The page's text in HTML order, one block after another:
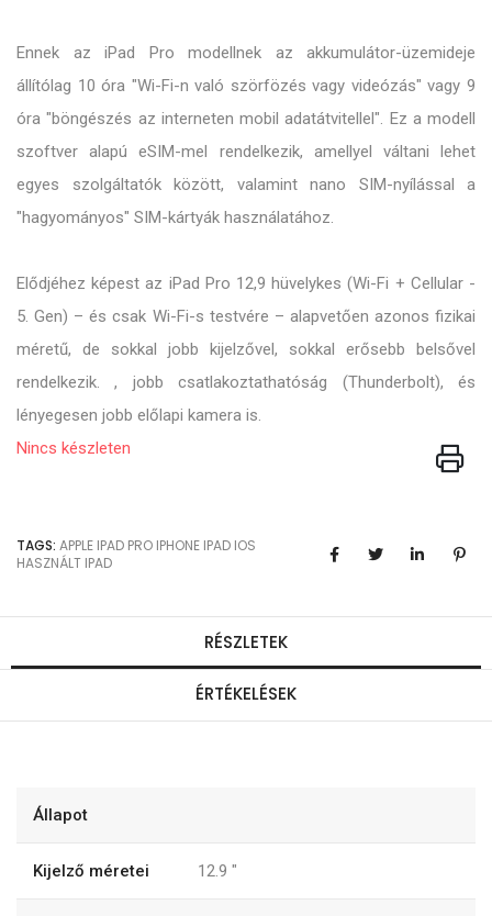
Ennek az iPad Pro modellnek az akkumulátor-üzemideje
állítólag 10 óra "Wi-Fi-n való szörfözés vagy videózás" vagy 9
óra "böngészés az interneten mobil adatátvitellel". Ez a modell
szoftver alapú eSIM-mel rendelkezik, amellyel váltani lehet
egyes szolgáltatók között, valamint nano SIM-nyílással a
"hagyományos" SIM-kártyák használatához.
Elődjéhez képest az iPad Pro 12,9 hüvelykes (Wi-Fi + Cellular -
5. Gen) – és csak Wi-Fi-s testvére – alapvetően azonos fizikai
méretű, de sokkal jobb kijelzővel, sokkal erősebb belsővel
rendelkezik. , jobb csatlakoztathatóság (Thunderbolt), és
lényegesen jobb előlapi kamera is.
Nincs készleten
TAGS: APPLE IPAD PRO IPHONE IPAD IOS
HASZNÁLT IPAD
RÉSZLETEK
ÉRTÉKELÉSEK
Állapot
Kijelző méretei 12.9 "